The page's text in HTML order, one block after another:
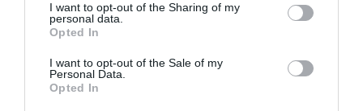
I want to opt-out of the Sharing of my
personal data.
Opted In
I want to opt-out of the Sale of my
Personal Data.
Opted In